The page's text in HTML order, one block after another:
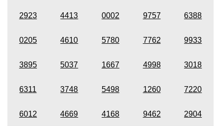
2923 4413 0002 9757 6388
0205 4610 5780 7762 9933
3895 5037 1667 4998 3018
6311 3748 5498 1260 7220
6012 4669 4168 9462 2904